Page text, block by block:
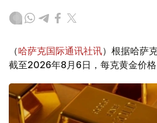
（哈萨克国际通讯社讯）根据哈萨
截至2026年8月6日，每克黄金价格